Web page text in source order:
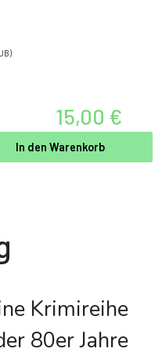
15,00 €
In den Warenkorb
Krimireihe
80er Jahre